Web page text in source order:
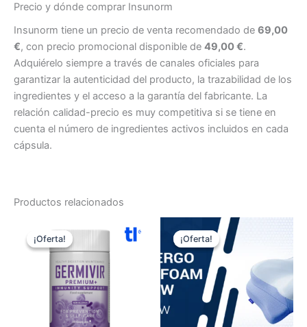
Precio y dónde comprar Insunorm
Insunorm tiene un precio de venta recomendado de 69,00
€, con precio promocional disponible de 49,00 €.
Adquiérelo siempre a través de canales oficiales para
garantizar la autenticidad del producto, la trazabilidad de los
ingredientes y el acceso a la garantía del fabricante. La
relación calidad-precio es muy competitiva si se tiene en
cuenta el número de ingredientes activos incluidos en cada
cápsula.
Productos relacionados
¡Oferta!
¡Oferta! ¡Oferta!
¡Oferta!